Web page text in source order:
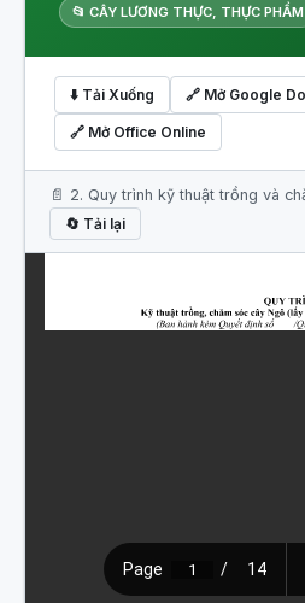
📂 CÂY LƯƠNG THỰC, THỰC PHẨM
⬇️ Tải Xuống 🔗 Mở Google
🔗 Mở Office Online
📄 2. Quy trình kỹ thuật trồng và
🔄 Tải lại